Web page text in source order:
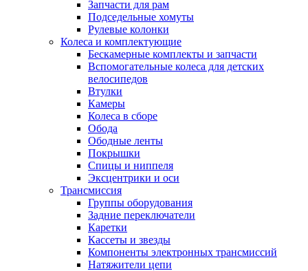
Запчасти для рам
Подседельные хомуты
Рулевые колонки
Колеса и комплектующие
Бескамерные комплекты и запчасти
Вспомогательные колеса для детских
велосипедов
Втулки
Камеры
Колеса в сборе
Обода
Ободные ленты
Покрышки
Спицы и ниппеля
Эксцентрики и оси
Трансмиссия
Группы оборудования
Задние переключатели
Каретки
Кассеты и звезды
Компоненты электронных трансмиссий
Натяжители цепи